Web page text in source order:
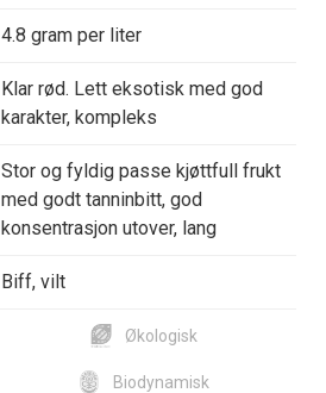
4.8 gram per liter
Klar rød. Lett eksotisk med god
karakter, kompleks
Stor og fyldig passe kjøttfull frukt
med godt tanninbitt, god
konsentrasjon utover, lang
Biff, vilt
Økologisk
Biodynamisk